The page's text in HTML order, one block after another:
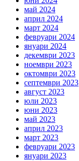
май 2024
април 2024
март 2024
февруари 2024
януари 2024
декември 2023
ноември 2023
октомври 2023
септември 2023
август 2023
юли 2023
юни 2023
май 2023
април 2023
март 2023
февруари 2023
януари 2023